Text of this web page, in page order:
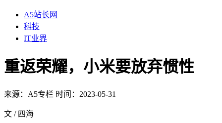
A5站长网
科技
IT业界
重返荣耀，小米要放弃惯性
来源： A5专栏 时间：2023-05-31
文 / 四海